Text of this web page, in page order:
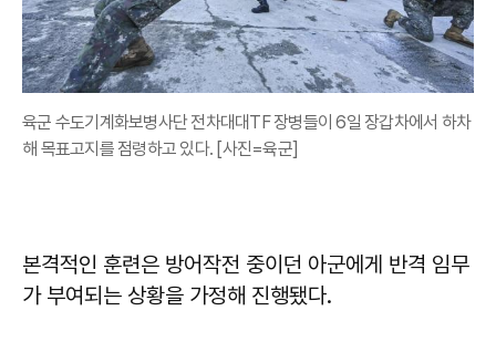
육군 수도기계화보병사단 전차대대TF 장병들이 6일 장갑차에서 하차
해 목표고지를 점령하고 있다. [사진=육군]
본격적인 훈련은 방어작전 중이던 아군에게 반격 임무
가 부여되는 상황을 가정해 진행됐다.